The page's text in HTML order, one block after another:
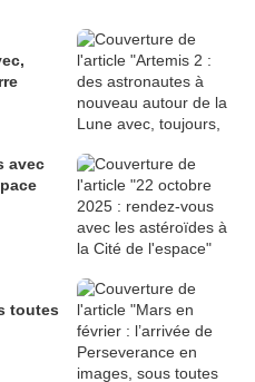
avec
toutes